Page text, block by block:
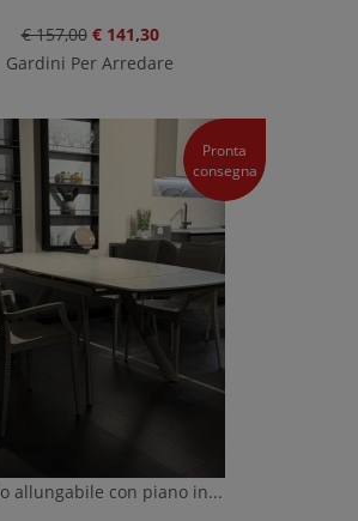
€ 157,00 € 141,30
Gardini Per Arredare
Pronta
consegna
allungabile con piano in...